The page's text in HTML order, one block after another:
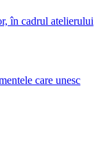
în cadrul atelierului
care unesc